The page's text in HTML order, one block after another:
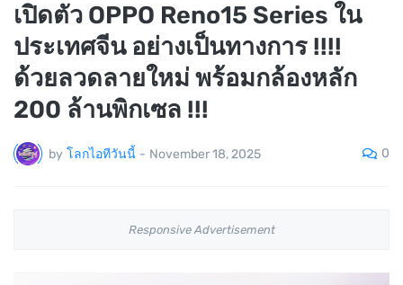
เปิดตัว OPPO Reno15 Series ใน
ประเทศจีน อย่างเป็นทางการ !!!!
ด้วยลวดลายใหม่ พร้อมกล้องหลัก
200 ล้านพิกเซล !!!
by โลกไอทีวันนี้ - November 18, 2025 0
Responsive Advertisement